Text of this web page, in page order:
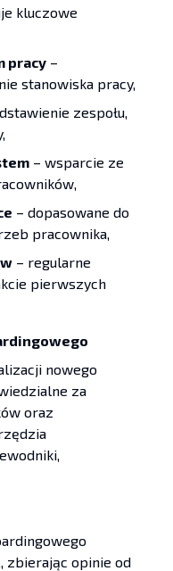
kluczowe
pracy –
stanowiska pracy,
zespołu,
– wsparcie ze
– dopasowane do
pracownika,
– regularne
pierwszych
nowego
za
oraz
zbierając opinie od